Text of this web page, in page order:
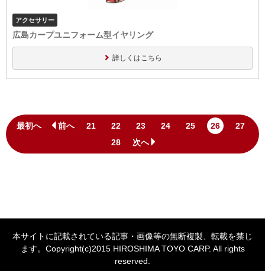
アクセサリー
広島カープユニフォーム型イヤリング
詳しくはこちら
最初へ 前へ 21 22 23 24 25 26
27
28
次へ
本サイトに記載されている記事・画像等の無断複製、転載を禁じ
ます。Copyright(c)2015 HIROSHIMA TOYO CARP. All rights
reserved.